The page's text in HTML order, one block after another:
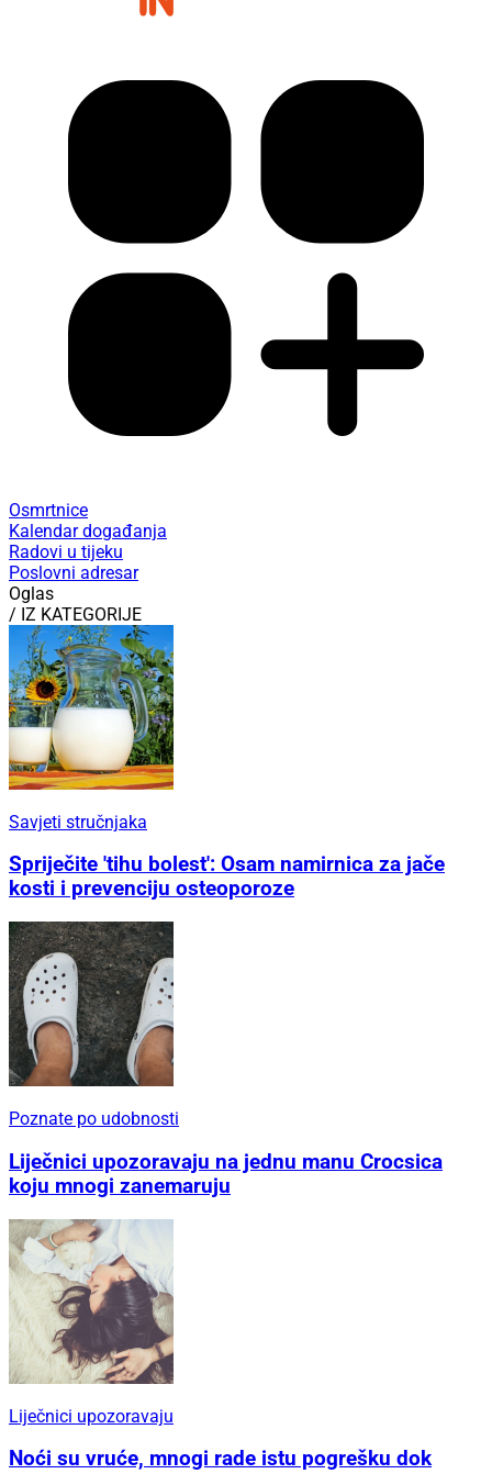
Osmrtnice
Kalendar događanja
Radovi u tijeku
Poslovni adresar
Oglas
/ IZ KATEGORIJE
Savjeti stručnjaka
Spriječite 'tihu bolest': Osam namirnica za jače
kosti i prevenciju osteoporoze
Poznate po udobnosti
Liječnici upozoravaju na jednu manu Crocsica
koju mnogi zanemaruju
Liječnici upozoravaju
Noći su vruće, mnogi rade istu pogrešku dok